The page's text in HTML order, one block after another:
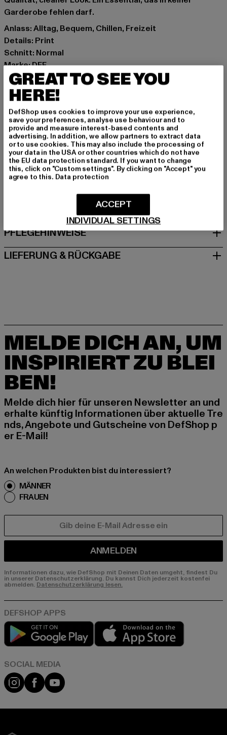
Garderobe fehlen darf.
Anlass: Alltag, Bequem, Chillen, Freizeit
Details: Print
Schnitt: Normal
Marke: DEF
Kat.: T-Shirts
Farbe: grau
Hersteller Farbe: greymelange
Materialzusammensetzung: 100% Baumwolle
Art.Nr: DFTS259-00453
Hersteller: TB International GmbH |info@tbint.de
Dr.-Robert-Murjahn-Straße 7 | 64372 Ober-Ramstadt |
DE
GRÖSSE & PASSFORM
PFLEGEHINWEISE
LIEFERUNG & RÜCKGABE
MELDE DICH AN, UM
INSPIRIERT ZU BLEI
BEN!
Melde dich hier für unseren Newsletter an und
erhalte künftig Informationen über aktuelle Tre
nds, Angebote und Gutscheine von DefShop p
er E-Mail!
An welchen Produkten bist du interessiert?
MÄNNER
FRAUEN
ANMELDEN
Informationen dazu, wie DefShop mit Deinen Daten umgeht, findest Du
in unserer Datenschutzerklärung. Du kannst Dich jederzeit kostenfei
abmelden. Datenschutzerklärung lesen.
Play market
Instagram
FacebookYouTube
GREAT TO SEE YOU
HERE!
DefShop uses cookies to improve your use experience,
save your preferences, analyse use behaviour and to
provide and measure interest-based contents and
advertising. In addition, we allow partners to extract data
or to use cookies. This may also include the processing of
your data in the USA or other countries which do not have
the EU data protection standard. If you want to change
this, click on "Custom settings". By clicking on "Accept" you
agree to this. Data protection
INDIVIDUAL SETTINGS
ACCEPT